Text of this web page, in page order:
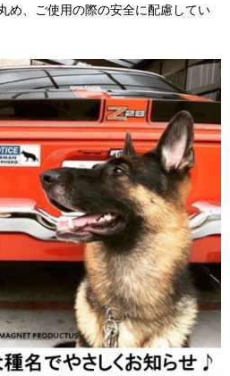
め、ご使用の際の安全に配慮してい